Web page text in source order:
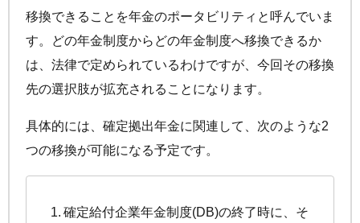
移換できることを年金のポータビリティと呼んでいま
す。どの年金制度からどの年金制度へ移換できるか
は、法律で定められているわけですが、今回その移換
先の選択肢が拡充されることになります。
具体的には、確定拠出年金に関連して、次のような2
つの移換が可能になる予定です。
確定給付企業年金制度(DB)の終了時に、そ